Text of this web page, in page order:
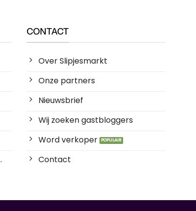
CONTACT
Over Slipjesmarkt
Onze partners
Nieuwsbrief
Wij zoeken gastbloggers
Word verkoper
Contact